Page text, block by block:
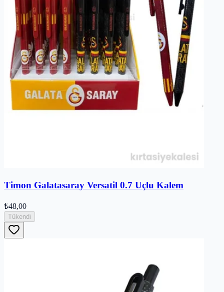
Timon Galatasaray Versatil 0.7 Uçlu Kalem
₺48,00
Tükendi